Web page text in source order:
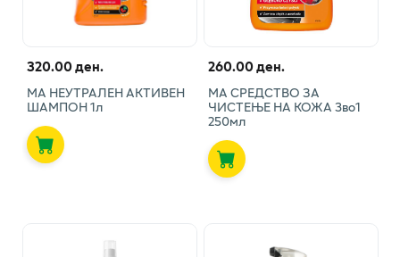
320.00 ден.
МА НЕУТРАЛЕН АКТИВЕН
ШАМПОН 1л
260.00 ден.
МА СРЕДСТВО ЗА
ЧИСТЕЊЕ НА КОЖА 3во1
250мл